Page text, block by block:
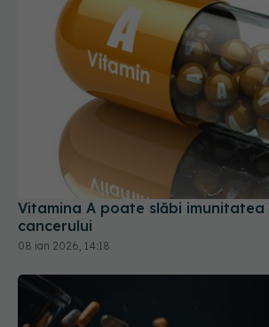
Vitamina A poate slăbi
cancerului
08 ian 2026, 14:18